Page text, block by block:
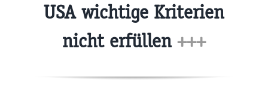
USA wichtige Kriterien
nicht erfüllen +++